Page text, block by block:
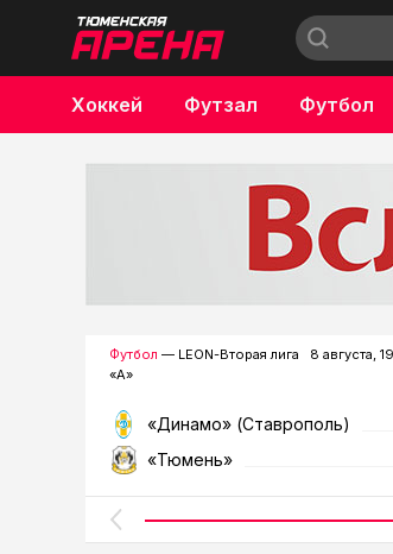
Хоккей Футзал Футбол
Бокс
Футбол — LEON-Вторая лига
«А»
8 августа,
«Динамо» (Ставрополь)
«Тюмень»